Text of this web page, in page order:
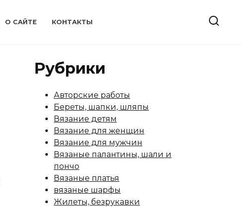
О САЙТЕ КОНТАКТЫ
Рубрики
Авторские работы
Береты, шапки, шляпы
Вязание детям
Вязание для женщин
Вязание для мужчин
Вязаные палантины, шали и
пончо
Вязаные платья
вязаные шарфы
Жилеты, безрукавки